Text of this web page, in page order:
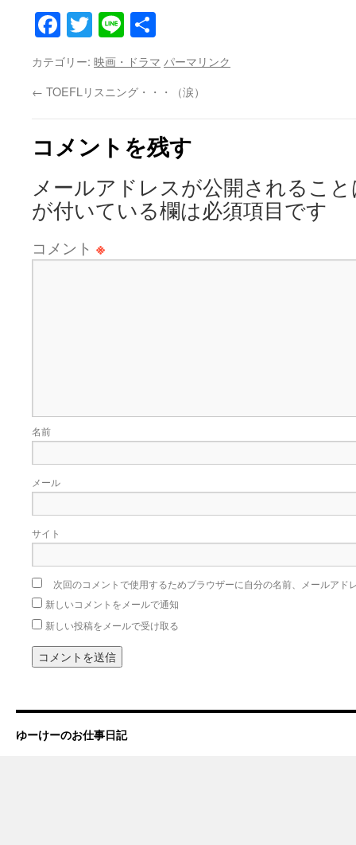
Facebook
Twitter
Line
有
カテゴリー: 映画・ドラマ パーマリンク
← TOEFLリスニング・・・（涙）
コメントを残す
メールアドレスが公開されるこ
が付いている欄は必須項目です
コメント ※
名前
メール
サイト
次回のコメントで使用するためブラウザーに自分の名前、メールアド
新しいコメントをメールで通知
新しい投稿をメールで受け取る
ゆーけーのお仕事日記